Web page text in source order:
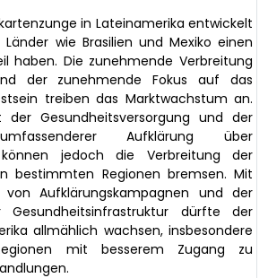
in Lateinamerika entwickelt
wie Brasilien und Mexiko einen
haben. Die zunehmende Verbreitung
der zunehmende Fokus auf das
treiben das Marktwachstum an.
der Gesundheitsversorgung und der
Aufklärung über
können jedoch die Verbreitung der
bestimmten Regionen bremsen. Mit
von Aufklärungskampagnen und der
Gesundheitsinfrastruktur dürfte der
allmählich wachsen, insbesondere
mit besserem Zugang zu